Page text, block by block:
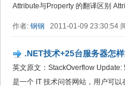
Attribute与Property 的翻译区别
作者: 钢钢 2011-01-09 23:30:54
.NET技术+25台服务器怎
英文原文：StackOverflow
是一个 IT 技术问答网站，用户可